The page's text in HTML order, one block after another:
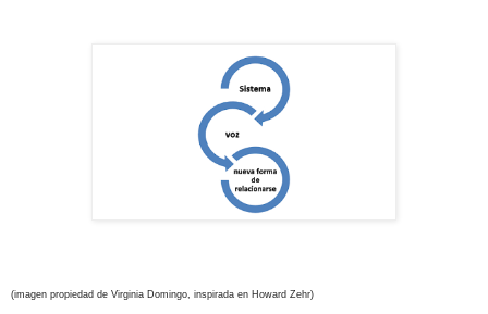
(imagen propiedad de Virginia Domingo, inspirada en Howard Zehr)